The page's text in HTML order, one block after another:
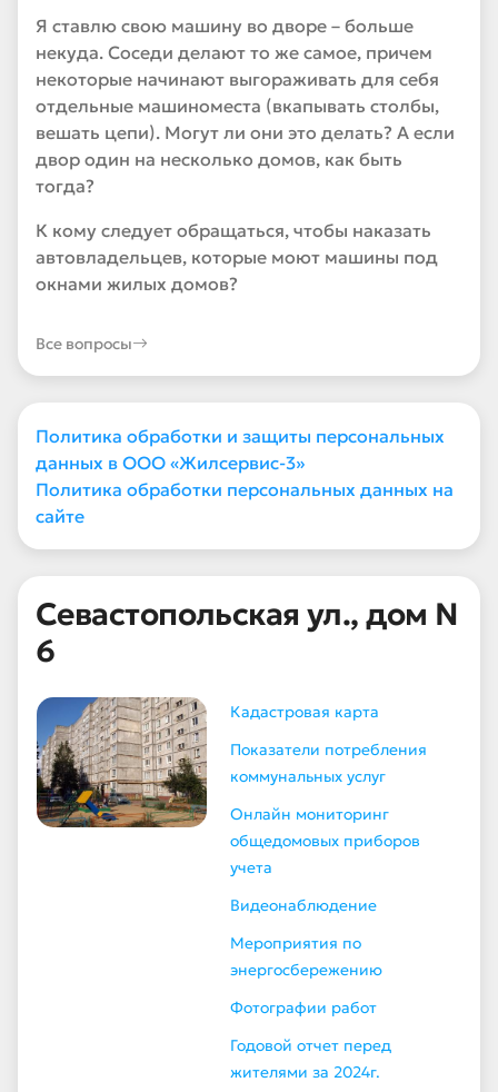
Я ставлю свою машину во дворе – больше
некуда. Соседи делают то же самое, причем
некоторые начинают выгораживать для себя
отдельные машиноместа (вкапывать столбы,
вешать цепи). Могут ли они это делать? А если
двор один на несколько домов, как быть
тогда?
К кому следует обращаться, чтобы наказать
автовладельцев, которые моют машины под
окнами жилых домов?
Все вопросы
Политика обработки и защиты персональных
данных в ООО «Жилсервис-3»
Политика обработки персональных данных на
сайте
Севастопольская ул., дом N
6
Кадастровая карта
Показатели потребления
коммунальных услуг
Онлайн мониторинг
общедомовых приборов
учета
Видеонаблюдение
Мероприятия по
энергосбережению
Фотографии работ
Годовой отчет перед
жителями за 2024г.